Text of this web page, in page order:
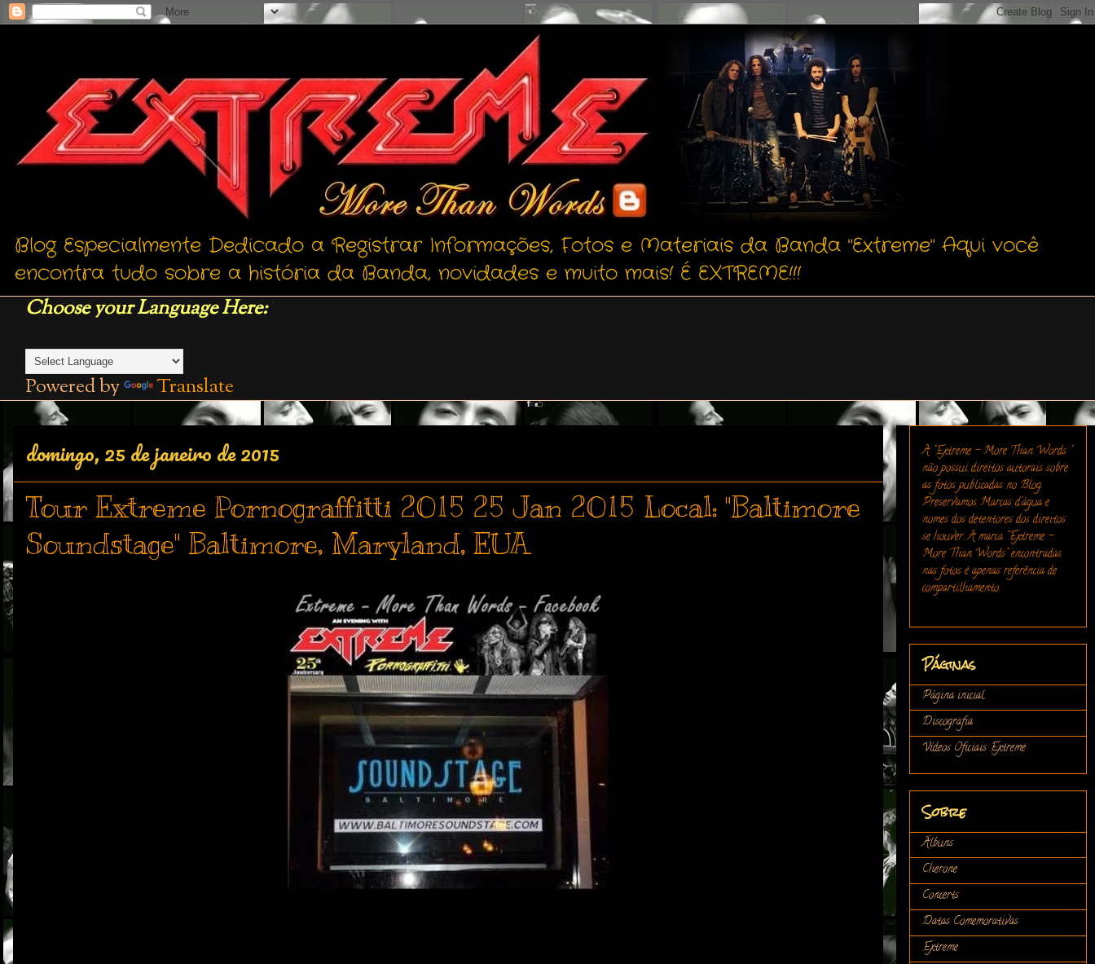
Blog Especialmente Dedicado a Registrar Informações, Fotos e Materiais da Banda "Extreme" Aqui você
encontra tudo sobre a história da Banda, novidades e muito mais! É EXTREME!!!
Choose your Language Here:
Powered by Translate
domingo, 25 de janeiro de 2015
Tour Extreme Pornograffitti 2015 25 Jan 2015 Local: "Baltimore
Soundstage" Baltimore, Maryland, EUA
A "Extreme - More Than Words "
não possui direitos autorais sobre
as fotos publicadas no Blog.
Preservamos Marcas d'água e
nomes dos detentores dos direitos
se houver. A marca "Extreme -
More Than Words" encontradas
nas fotos é apenas referência de
compartilhamento.
Páginas
Página inicial
Discografia
Vídeos Oficiais Extreme
Sobre
Álbuns
Cherone
Concerts
Datas Comemorativas
Extreme